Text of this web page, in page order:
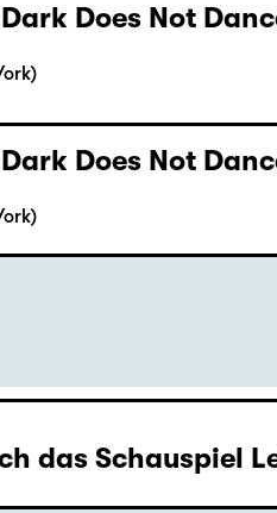
Does Not
Does Not
das Schauspiel